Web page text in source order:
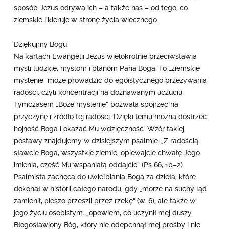
sposób Jezus odrywa ich – a także nas – od tego, co
ziemskie i kieruje w stronę życia wiecznego.
Dziękujmy Bogu
Na kartach Ewangelii Jezus wielokrotnie przeciwstawia
myśli ludzkie, myślom i planom Pana Boga. To „ziemskie
myślenie” może prowadzić do egoistycznego przeżywania
radości, czyli koncentracji na doznawanym uczuciu.
Tymczasem „Boże myślenie” pozwala spojrzeć na
przyczynę i źródło tej radości. Dzięki temu można dostrzec
hojność Boga i okazać Mu wdzięczność. Wzór takiej
postawy znajdujemy w dzisiejszym psalmie: „Z radością
sławcie Boga, wszystkie ziemie, opiewajcie chwałę Jego
imienia, cześć Mu wspaniałą oddajcie” (Ps 66, 1b–2).
Psalmista zachęca do uwielbiania Boga za dzieła, które
dokonał w historii całego narodu, gdy „morze na suchy ląd
zamienił, pieszo przeszli przez rzekę” (w. 6), ale także w
jego życiu osobistym: „opowiem, co uczynił mej duszy.
Błogosławiony Bóg, który nie odepchnął mej prośby i nie